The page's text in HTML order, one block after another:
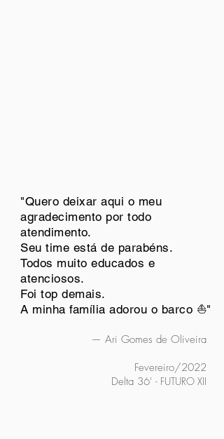
"Quero deixar aqui o meu
agradecimento por todo
atendimento.
Seu time está de parabéns.
Todos muito educados e
atenciosos.
Foi top demais.
A minha família adorou o barco ⛵"
— Ari Gomes de Oliveira
Fevereiro/2022
Delta 36' - FUTURO XII